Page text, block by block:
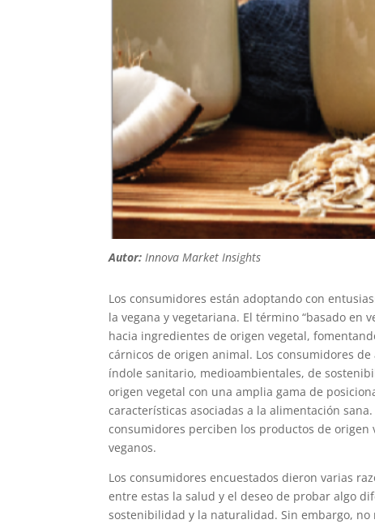
Autor: Innova Market Insights
Los consumidores están adoptando con
la vegana y vegetariana. El término “basado en
hacia ingredientes de origen vegetal,
cárnicos de origen animal. Los consumidores
índole sanitario, medioambientales, de
origen vegetal con una amplia gama de
características asociadas a la alimentación
consumidores perciben los productos de origen
veganos.
Los consumidores encuestados dieron varias
entre estas la salud y el deseo de probar algo
sostenibilidad y la naturalidad. Sin embargo,